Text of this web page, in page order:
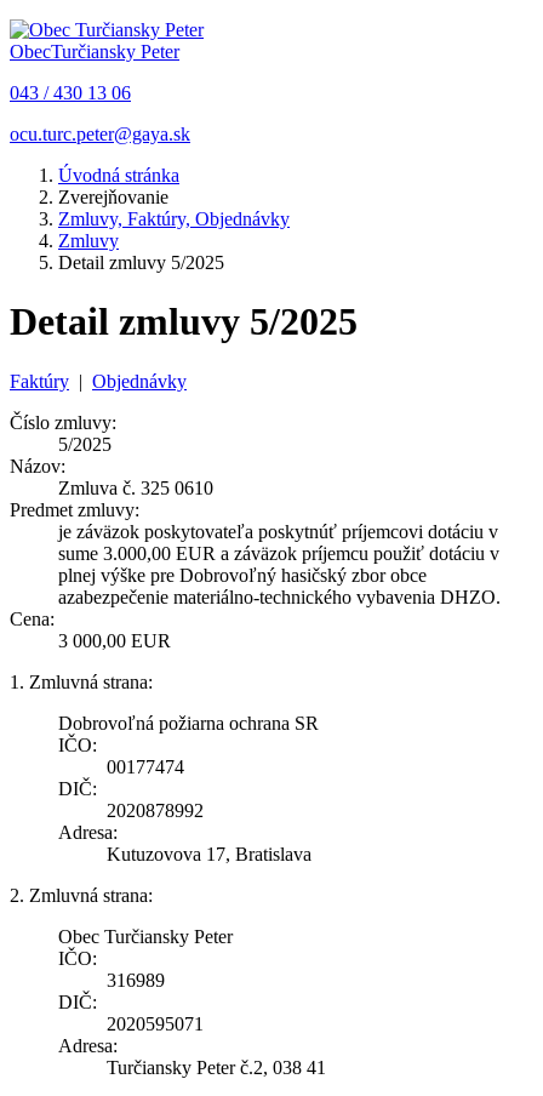
ObecTurčiansky Peter
043 / 430 13 06
ocu.turc.peter@gaya.sk
Úvodná stránka
Zverejňovanie
Zmluvy, Faktúry, Objednávky
Zmluvy
Detail zmluvy 5/2025
Detail zmluvy 5/2025
Faktúry | Objednávky
Číslo zmluvy:
5/2025
Názov:
Zmluva č. 325 0610
Predmet zmluvy:
je záväzok poskytovateľa poskytnúť príjemcovi dotáciu v
sume 3.000,00 EUR a záväzok príjemcu použiť dotáciu v
plnej výške pre Dobrovoľný hasičský zbor obce
azabezpečenie materiálno-technického vybavenia DHZO.
Cena:
3 000,00 EUR
1. Zmluvná strana:
Dobrovoľná požiarna ochrana SR
IČO:
00177474
DIČ:
2020878992
Adresa:
Kutuzovova 17, Bratislava
2. Zmluvná strana:
Obec Turčiansky Peter
IČO:
316989
DIČ:
2020595071
Adresa:
Turčiansky Peter č.2, 038 41